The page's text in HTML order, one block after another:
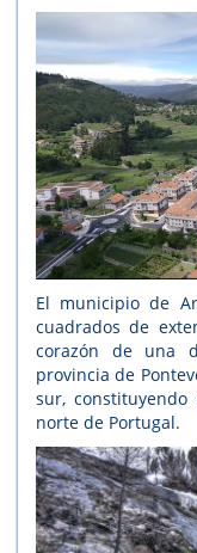
El municipio de
cuadrados de
corazón de una
provincia de
sur,
norte de Portugal.